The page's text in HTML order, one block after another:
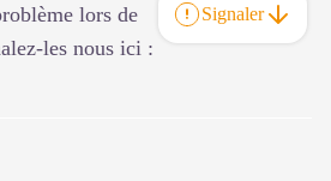
lors de
les nous ici :
Signaler